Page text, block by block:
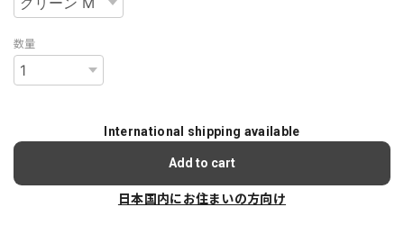
数量
International shipping available
Add to cart
日本国内にお住まいの方向け